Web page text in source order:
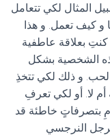
المثال لكي تتعامل
و كيف تعمل. و هذا
بعلاقة عاطفية
الشخصية بشكل
و ذلك لكي تتخذِ
أم لا. أو لكي تعرفِ
بتصرفاتٍ خاطئة قد
النرجسي